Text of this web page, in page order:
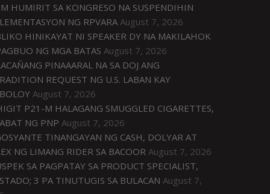
HUMIRIT SA KONGRESO NA SUSPENDIHIN
NG RPVARA August 7, 2026
HINIKAYAT NI SPEAKER DY NA MAKILAHOK
NG MGA BATAS August 7, 2026
PINAAARAL NA SA DOJ ANG
REQUEST NG U.S. LABAN KAY
August 7, 2026
P21-M HALAGANG SMUGGLED CIGARETTES,
NG PNP August 7, 2026
TINANGAYAN NG CASH, DOLYAR AT
NG LIMANG RIDER SA BACOOR August 7, 2026
SA PAGPATAY SA PRODUCT SPECIALIST,
3 PA TINUTUGIS SA BULACAN August 7,